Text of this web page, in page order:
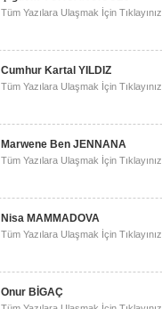
Tüm Yazılara Ulaşmak İçin Tıklayınız.
Cumhur Kartal YILDIZ
Tüm Yazılara Ulaşmak İçin Tıklayınız.
Marwene Ben JENNANA
Tüm Yazılara Ulaşmak İçin Tıklayınız.
Nisa MAMMADOVA
Tüm Yazılara Ulaşmak İçin Tıklayınız.
Onur BİGAÇ